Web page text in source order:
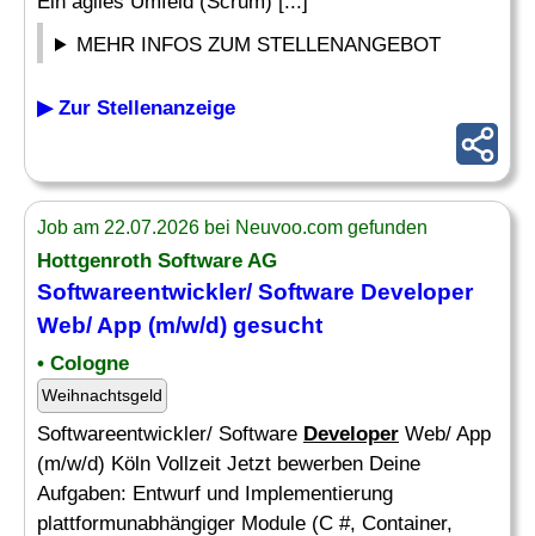
MEHR INFOS ZUM STELLENANGEBOT
▶ Zur Stellenanzeige
Job am 22.07.2026 bei Neuvoo.com gefunden
Hottgenroth Software AG
Softwareentwickler/ Software Developer
Web/ App (m/w/d) gesucht
• Cologne
Weihnachtsgeld
Softwareentwickler/ Software Developer Web/ App
(m/w/d) Köln Vollzeit Jetzt bewerben Deine
Aufgaben: Entwurf und Implementierung
plattformunabhängiger Module (C #, Container,